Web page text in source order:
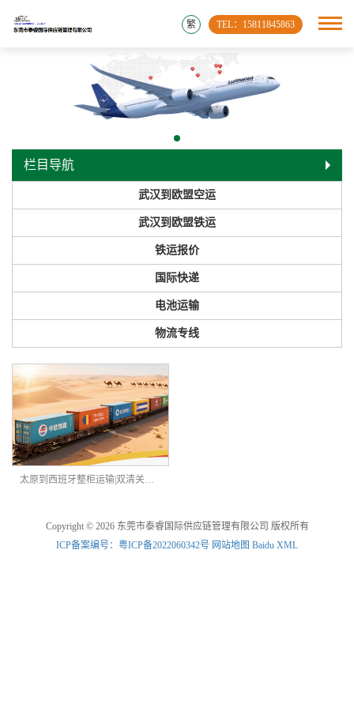
TEL：15811845863
繁
栏目导航
武汉到欧盟空运
武汉到欧盟铁运
铁运报价
国际快递
电池运输
物流专线
太原到西班牙整柜运输|双清关跨境运输 中欧铁运
Copyright © 2026 东莞市泰睿国际供应链管理有限公司 版权所有
ICP备案编号：粤ICP备2022060342号 网站地图 Baidu XML